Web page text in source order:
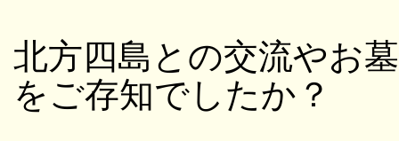
北方四島との交流やお
をご存知でしたか？